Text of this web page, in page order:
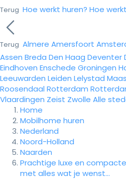
Terug Hoe werkt huren? Hoe
Terug Almere Amersfoort
Assen Breda Den Haag Deventer
Eindhoven Enschede Groningen
Leeuwarden Leiden Lelystad
Roosendaal Rotterdam
Vlaardingen Zeist Zwolle Alle
Home
Mobilhome huren
Nederland
Noord-Holland
Naarden
Prachtige luxe en
met alles wat je wenst...